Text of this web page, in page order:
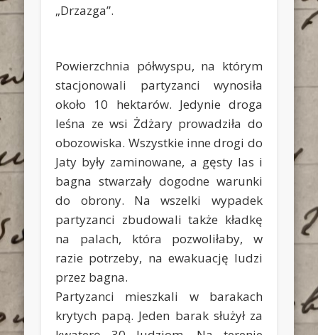
„Drzazga”.
Powierzchnia półwyspu, na którym
stacjonowali partyzanci wynosiła
około 10 hektarów. Jedynie droga
leśna ze wsi Żdżary prowadziła do
obozowiska. Wszystkie inne drogi do
Jaty były zaminowane, a gęsty las i
bagna stwarzały dogodne warunki
do obrony. Na wszelki wypadek
partyzanci zbudowali także kładkę
na palach, która pozwoliłaby, w
razie potrzeby, na ewakuację ludzi
przez bagna.
Partyzanci mieszkali w barakach
krytych papą. Jeden barak służył za